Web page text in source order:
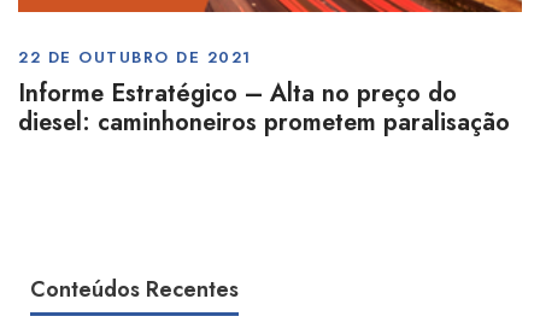
22 DE OUTUBRO DE 2021
Informe Estratégico – Alta no preço do
diesel: caminhoneiros prometem paralisação
Conteúdos Recentes